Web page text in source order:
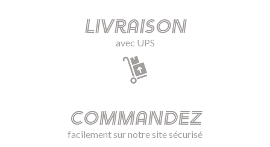
Livraison
avec UPS
Commandez
facilement sur notre site sécurisé